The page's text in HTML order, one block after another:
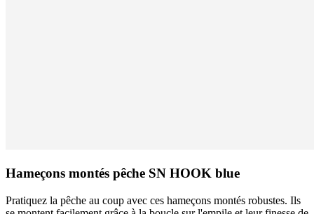
Hameçons montés pêche SN HOOK blue
Pratiquez la pêche au coup avec ces hameçons montés robustes. Ils